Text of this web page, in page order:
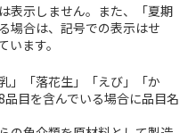
表示しません。また、「夏期
場合は、記号での表示はせ
ます。
」「落花生」「えび」「か
目を含んでいる場合に品目名